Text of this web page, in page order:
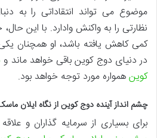
موضوع می تواند انتقاداتی را به
نظارتی را به واکنش وادارد. با این
کمی کاهش یافته باشد، او همچنان
در دنیای دوج کوین باقی خواهد ماند و
کوینهمواره مورد توجه خواهد بود.
چشم انداز آینده دوج کوین از نگاه ایلان
برای بسیاری از سرمایه گذاران و